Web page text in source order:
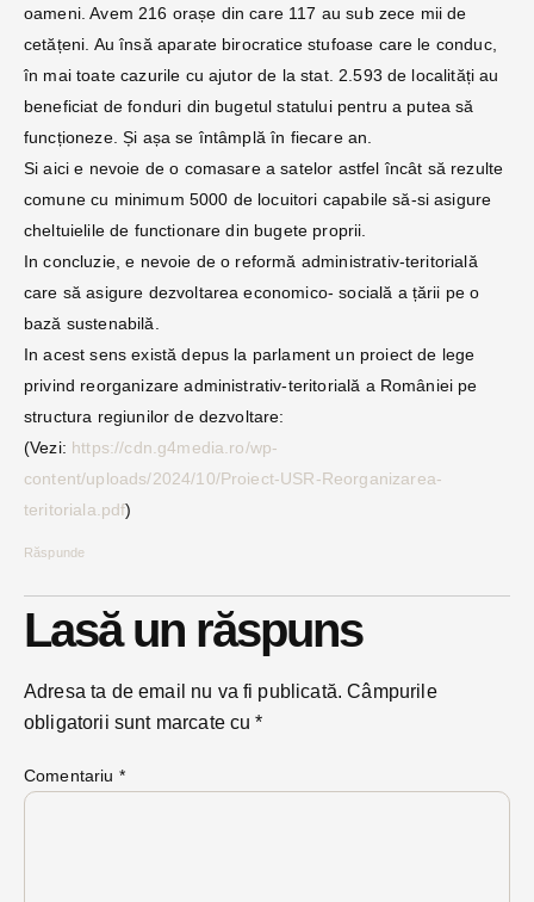
oameni. Avem 216 orașe din care 117 au sub zece mii de
cetățeni. Au însă aparate birocratice stufoase care le conduc,
în mai toate cazurile cu ajutor de la stat. 2.593 de localități au
beneficiat de fonduri din bugetul statului pentru a putea să
funcționeze. Și așa se întâmplă în fiecare an.
Si aici e nevoie de o comasare a satelor astfel încât să rezulte
comune cu minimum 5000 de locuitori capabile să-si asigure
cheltuielile de functionare din bugete proprii.
In concluzie, e nevoie de o reformă administrativ-teritorială
care să asigure dezvoltarea economico- socială a țării pe o
bază sustenabilă.
In acest sens există depus la parlament un proiect de lege
privind reorganizare administrativ-teritorială a României pe
structura regiunilor de dezvoltare:
(Vezi: https://cdn.g4media.ro/wp-
content/uploads/2024/10/Proiect-USR-Reorganizarea-
teritoriala.pdf)
Răspunde
Lasă un răspuns
Adresa ta de email nu va fi publicată. Câmpurile
obligatorii sunt marcate cu*
Comentariu *